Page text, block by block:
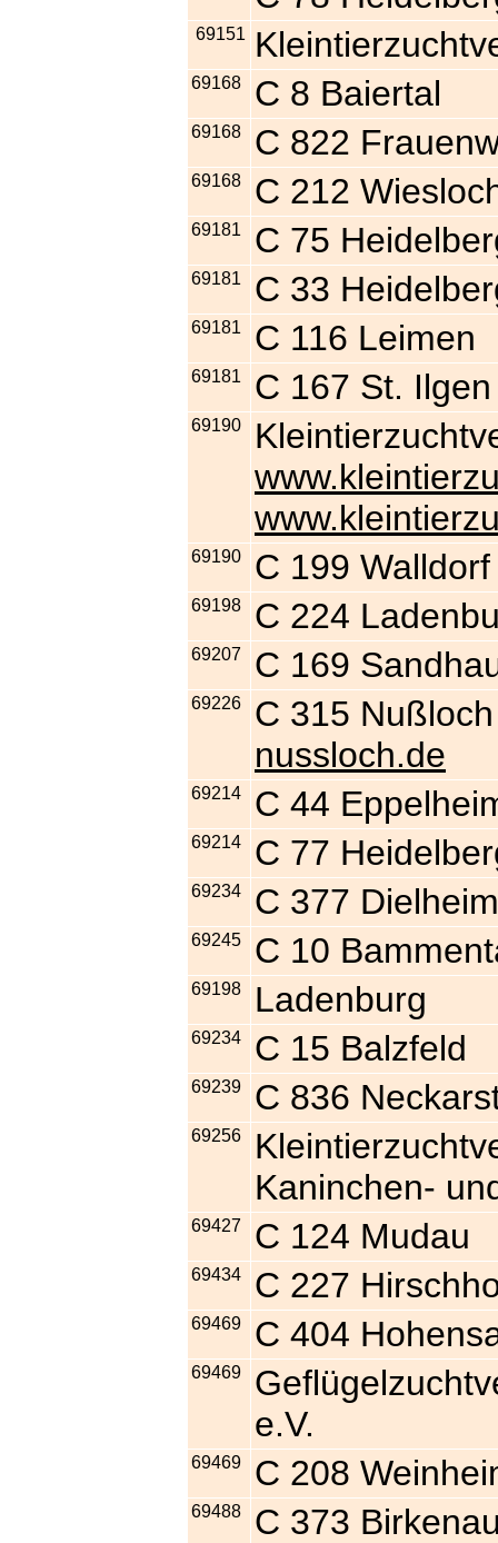
69151
69168 C 8 Baiertal
69168 C 822
69168 C 212
69181 C 75
69181 C 33
69181 C 116 Leimen
69181 C 167 St. Ilgen
69190
69190 C 199 Walldorf
69198 C 224
69207 C 169
69226
C 315
nussloch.de
69214 C 44
69214 C 77
69234 C 377 Dielheim
69245 C 10
69198 Ladenburg
69234 C 15 Balzfeld
69239 C 836
69256
Kaninchen-
69427 C 124 Mudau
69434 C 227
69469 C 404
69469
e.V.
69469 C 208
69488 C 373